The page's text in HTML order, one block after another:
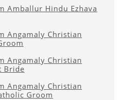
Amballur Hindu Ezhava
Angamaly Christian
Angamaly Christian
Bride
Angamaly Christian
Groom